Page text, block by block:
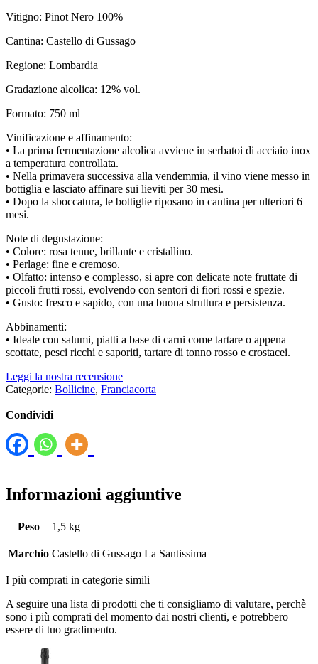
Vitigno: Pinot Nero 100%
Cantina: Castello di Gussago
Regione: Lombardia
Gradazione alcolica: 12% vol.
Formato: 750 ml
Vinificazione e affinamento:
• La prima fermentazione alcolica avviene in serbatoi di acciaio inox
a temperatura controllata.
• Nella primavera successiva alla vendemmia, il vino viene messo in
bottiglia e lasciato affinare sui lieviti per 30 mesi.
• Dopo la sboccatura, le bottiglie riposano in cantina per ulteriori 6
mesi.
Note di degustazione:
• Colore: rosa tenue, brillante e cristallino.
• Perlage: fine e cremoso.
• Olfatto: intenso e complesso, si apre con delicate note fruttate di
piccoli frutti rossi, evolvendo con sentori di fiori rossi e spezie.
• Gusto: fresco e sapido, con una buona struttura e persistenza.
Abbinamenti:
• Ideale con salumi, piatti a base di carni come tartare o appena
scottate, pesci ricchi e saporiti, tartare di tonno rosso e crostacei.
Leggi la nostra recensione
Categorie: Bollicine, Franciacorta
Condividi
Informazioni aggiuntive
Peso 1,5 kg
Marchio Castello di Gussago La Santissima
I più comprati in categorie simili
A seguire una lista di prodotti che ti consigliamo di valutare, perchè
sono i più comprati del momento dai nostri clienti, e potrebbero
essere di tuo gradimento.